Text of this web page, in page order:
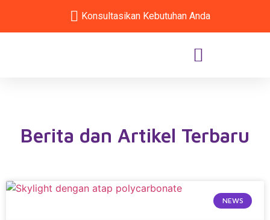
Konsultasikan Kebutuhan Anda
Berita dan Artikel Terbaru
NEWS